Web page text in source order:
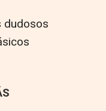
dudosos